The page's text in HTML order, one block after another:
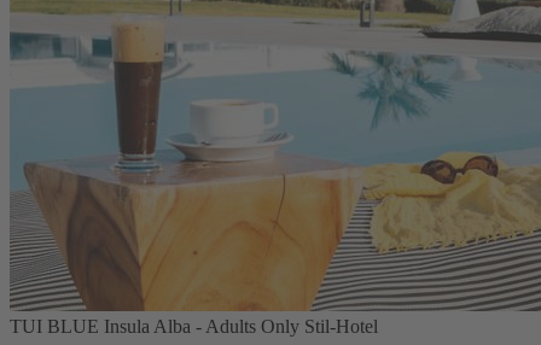
TUI BLUE Insula Alba - Adults Only Stil-Hotel